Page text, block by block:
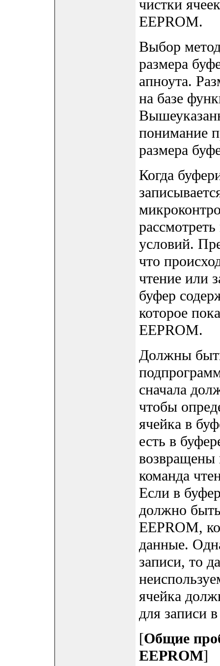
чистки
EEPROM.
Выбор
размера
апноута.
на базе
понимание
размера
Когда
условий.
что
чтение или
буфер
которое
EEPROM.
Должны
сначала
чтобы
ячейка в
есть в
возвращены
команда
Если в
должно
EEPROM,
данные.
записи, то
ячейка
для записи
[Общие
EEPROM]